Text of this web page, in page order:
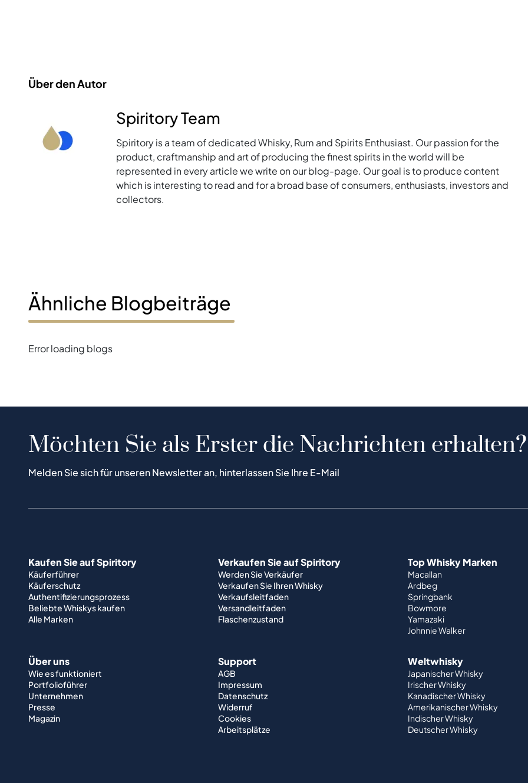
Über den Autor
Spiritory Team
Spiritory is a team of dedicated Whisky, Rum and Spirits Enthusiast. Our passion for the
product, craftmanship and art of producing the finest spirits in the world will be
represented in every article we write on our blog-page. Our goal is to produce content
which is interesting to read and for a broad base of consumers, enthusiasts, investors and
collectors.
Ähnliche Blogbeiträge
Error loading blogs
Möchten Sie als Erster die Nachrichten erhalten?
Melden Sie sich für unseren Newsletter an, hinterlassen Sie Ihre E-Mail
Kaufen Sie auf Spiritory
Käuferführer
Käuferschutz
Authentifizierungsprozess
Beliebte Whiskys kaufen
Alle Marken
Verkaufen Sie auf Spiritory
Werden Sie Verkäufer
Verkaufen Sie Ihren Whisky
Verkaufsleitfaden
Versandleitfaden
Flaschenzustand
Top Whisky Marken
Macallan
Ardbeg
Springbank
Bowmore
Yamazaki
Johnnie Walker
Über uns
Wie es funktioniert
Portfolioführer
Unternehmen
Presse
Magazin
Support
AGB
Impressum
Datenschutz
Widerruf
Cookies
Arbeitsplätze
Weltwhisky
Japanischer Whisky
Irischer Whisky
Kanadischer Whisky
Amerikanischer Whisky
Indischer Whisky
Deutscher Whisky